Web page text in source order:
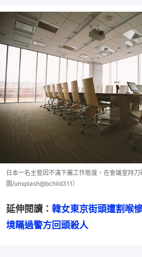
日本一名主管因不滿下屬工作態度，在會議室持
圖/unsplash@bchild311）
延伸閱讀： 韓女東京街頭遭割喉
境瞞過警方回頭殺人